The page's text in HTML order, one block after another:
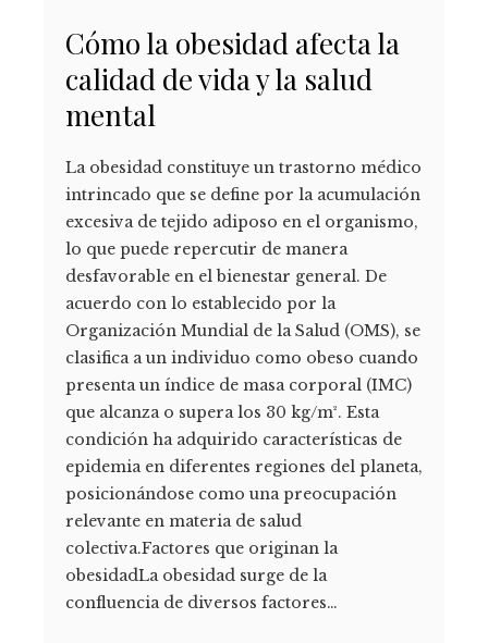
Cómo la obesidad afecta la
calidad de vida y la salud
mental
La obesidad constituye un trastorno médico
intrincado que se define por la acumulación
excesiva de tejido adiposo en el organismo,
lo que puede repercutir de manera
desfavorable en el bienestar general. De
acuerdo con lo establecido por la
Organización Mundial de la Salud (OMS), se
clasifica a un individuo como obeso cuando
presenta un índice de masa corporal (IMC)
que alcanza o supera los 30 kg/m². Esta
condición ha adquirido características de
epidemia en diferentes regiones del planeta,
posicionándose como una preocupación
relevante en materia de salud
colectiva.Factores que originan la
obesidadLa obesidad surge de la
confluencia de diversos factores…